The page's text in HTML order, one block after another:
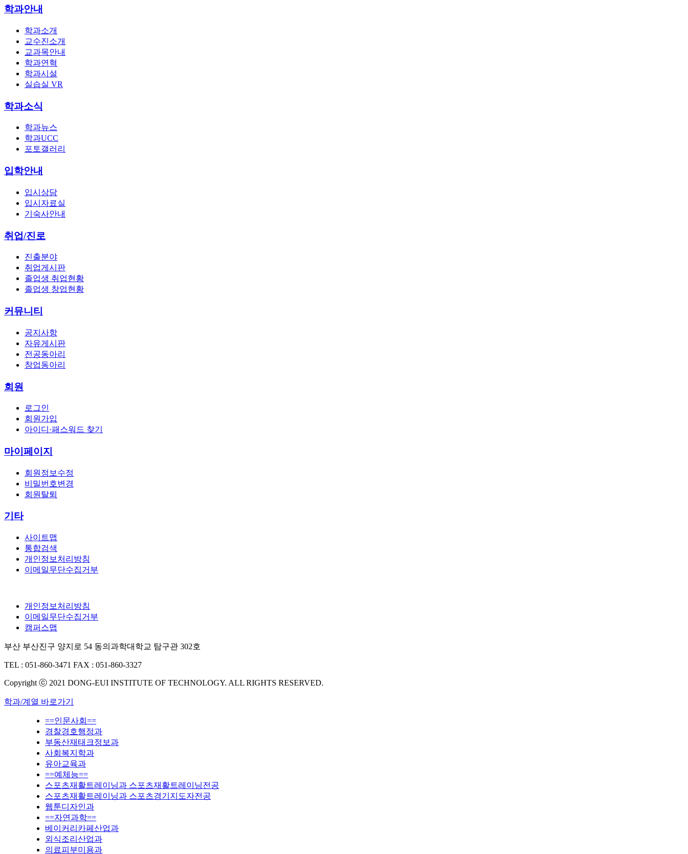
학과안내
학과소개
교수진소개
교과목안내
학과연혁
학과시설
실습실 VR
학과소식
학과뉴스
학과UCC
포토갤러리
입학안내
입시상담
입시자료실
기숙사안내
취업/진로
진출분야
취업게시판
졸업생 취업현황
졸업생 창업현황
커뮤니티
공지사항
자유게시판
전공동아리
창업동아리
회원
로그인
회원가입
아이디·패스워드 찾기
마이페이지
회원정보수정
비밀번호변경
회원탈퇴
기타
사이트맵
통합검색
개인정보처리방침
이메일무단수집거부
개인정보처리방침
이메일무단수집거부
캠퍼스맵
부산 부산진구 양지로 54 동의과학대학교 탐구관 302호
TEL : 051-860-3471 FAX : 051-860-3327
Copyright ⓒ 2021 DONG-EUI INSTITUTE OF TECHNOLOGY. ALL RIGHTS RESERVED.
학과/계열 바로가기
==인문사회==
경찰경호행정과
부동산재태크정보과
사회복지학과
유아교육과
==예체능==
스포츠재활트레이닝과 스포츠재활트레이닝전공
스포츠재활트레이닝과 스포츠경기지도자전공
웹툰디자인과
==자연과학==
베이커리카페산업과
외식조리산업과
의료피부미용과